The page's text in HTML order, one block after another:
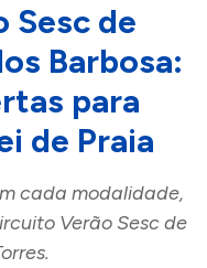
Sesc de
Barbosa:
para
de Praia
cada modalidade,
Verão Sesc de